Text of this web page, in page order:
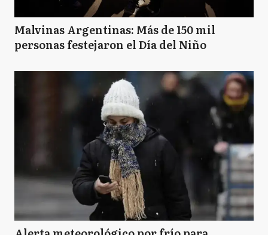
Malvinas Argentinas: Más de 150 mil
personas festejaron el Día del Niño